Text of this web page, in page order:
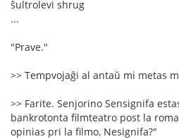
ŝultrolevi shrug
...
"Prave."
>> Tempvojaĝi al antaŭ mi metas
>> Farite. Senjorino Sensignifa
bankrotonta filmteatro post la
opinias pri la filmo, Nesignifa?"